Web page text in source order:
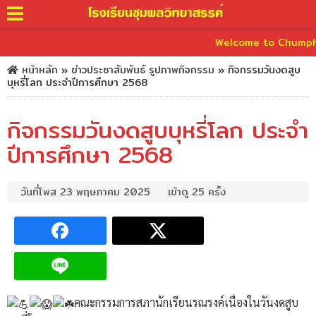
Welcome to
หน้าหลัก » ข่าวประชาสัมพันธ์ รูปภาพกิจกรรม » กิจกรรมวันงดสูบ
บุหรี่โลก ประจำปีการศึกษา 2568
กิจกรรมวันงดสูบบุหรี่โลก ประจำ
ปีการศึกษา 2568
วันที่โพส 23 พฤษภาคม 2025 เข้าดู 25 ครั้ง
คณะกรรมการสภานักเรียนรณรงค์เนื่องในวันงดสูบ